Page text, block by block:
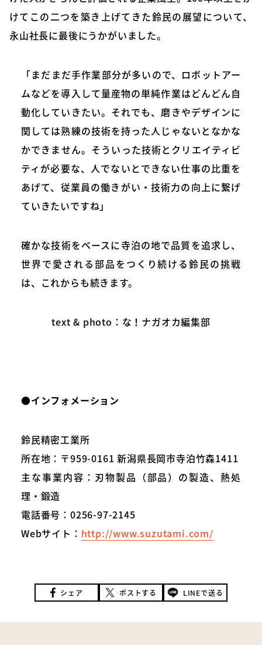
けてこの二つを築き上げてきた鈴民の展望について、
永山社長に最後にうかがいました。
「まだまだ手作業部分が多いので、ロボットアー
ムなどを導入して量産物の単純作業はどんどん自
動化していきたい。それでも、磨きやデザインに
関しては熟練の技術を持った人じゃないとなかな
かできません。そういった技術とクリエイティビ
ティが必要な、人でないとできない仕事の比重を
あげて、従業員の働きがい・技術力の向上に繋げ
ていきたいですね」
確かな技術をベースに寺泊の地で品質を追求し、
世界で愛される部品をつくり続ける鈴民の挑戦
は、これからも続きます。
text & photo：な！ナガオカ編集部
●インフォメーション
鈴民精密工業所
所在地：〒959-0161 新潟県長岡市寺泊竹森1411
主な事業内容：刃物製品（部品）の製造、熱処
理・鍛造
電話番号：0256-97-2145
Webサイト： http://www.suzutami.com/
シェア ポストする LINEで送る